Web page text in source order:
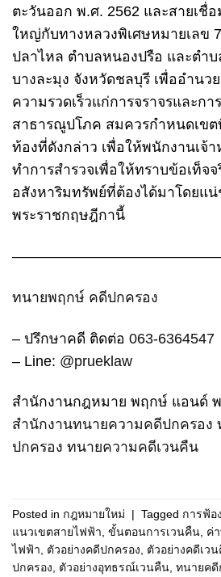
ตะวันออก พ.ศ. 2562 และสายเชื่
ใหญ่กับทางหลวงพิเศษหมายเลข
ปลาไหล ตำบลหนองปรือ และตำ
บางละมุง จังหวัดชลบุรี เพื่ออำนว
ความรวดเร็วแก่การจราจรและก
สาธารณูปโภค สมควรกำหนดเข
ท้องที่ดังกล่าว เพื่อให้พนักงานเจ้
ทำการสำรวจเพื่อให้ทราบข้อเท็จจ
อสังหาริมทรัพย์ที่ต้องได้มาโดยแน่
พระราชกฤษฎีกานี้
ทนายพฤกษ์ คดีปกครอง
– ปรึกษาคดี ติดต่อ 063-6364547
– Line: @prueklaw
สำนักงานกฎหมาย พฤกษ์ แอนด์ พ
สำนักงานทนายความคดีปกครอง
ปกครอง ทนายความคดีเวนคืน
Posted in กฎหมายใหม่ | Tagged การฟ้อ
แนวเขตสายไฟฟ้า ขั้นตอนการเวนคืน ค่
ไฟฟ้า
ตัวอย่างคดีปกครอง ตัวอย่างคดีเว
ปกครอง
ตัวอย่างอุทธรณ์เวนคืน ทนายคดี